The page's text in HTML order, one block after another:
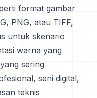
format gambar
PNG, atau TIFF,
untuk skenario
warna yang
sering
seni digital,
teknis